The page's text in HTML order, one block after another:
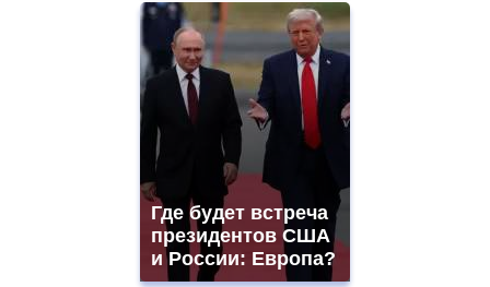
Где будет встреча
президентов США
и России: Европа?